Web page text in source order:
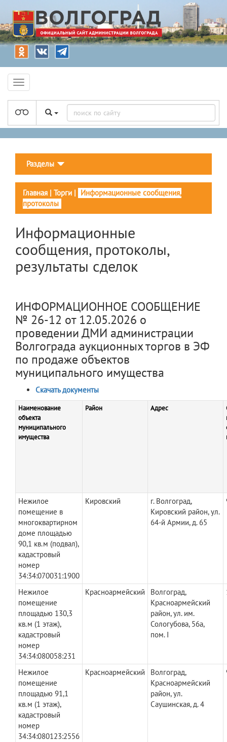
Разделы
Главная | Торги | Информационные сообщения,
протоколы
Информационные
сообщения, протоколы,
результаты сделок
ИНФОРМАЦИОННОЕ СООБЩЕНИЕ
№ 26-12 от 12.05.2026 о
проведении ДМИ администрации
Волгограда аукционных торгов в ЭФ
по продаже объектов
муниципального имущества
Скачать документы
Наименование
объекта
муниципального
имущества
Район Адрес
Нежилое
помещение в
многоквартирном
доме площадью
90,1 кв.м (подвал),
кадастровый
номер
34:34:070031:1900
Кировский
г. Волгоград,
Кировский район, ул.
64-й Армии, д. 65
Нежилое
помещение
площадью 130,3
кв.м (1 этаж),
кадастровый
номер
34:34:080058:231
Красноармейский
Волгоград,
Красноармейский
район, ул. им.
Сологубова, 56а,
пом. I
Нежилое
помещение
площадью 91,1
кв.м (1 этаж),
кадастровый
номер
34:34:080123:2556
Красноармейский
Волгоград,
Красноармейский
район, ул.
Саушинская, д. 4